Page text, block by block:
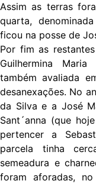
Assim as terras
quarta,
ficou na posse de
Por fim as
Guilhermina
também avaliada
desanexações. No
da Silva e a José
Sant´anna (que
pertencer a
parcela tinha
semeadura e
foram aforadas,